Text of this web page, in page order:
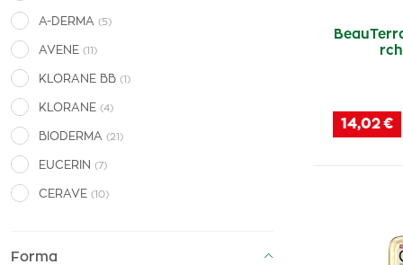
A-DERMA (5)
AVENE (11)
KLORANE BB (1)
KLORANE (4)
BIODERMA (21)
EUCERIN (7)
CERAVE (10)
Dr. Müller Pharma
Forma
14,02 €